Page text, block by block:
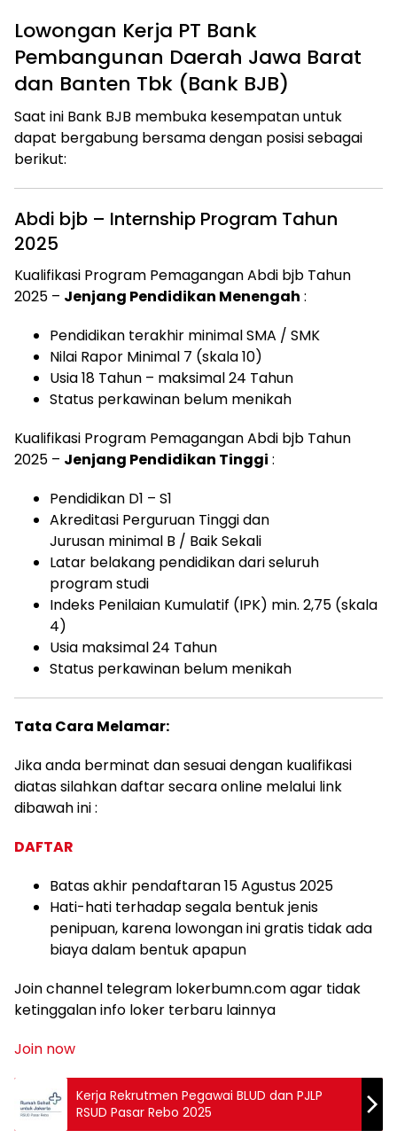
Lowongan Kerja PT Bank
Pembangunan Daerah Jawa Barat
dan Banten Tbk (Bank BJB)
Saat ini Bank BJB membuka kesempatan untuk
dapat bergabung bersama dengan posisi sebagai
berikut:
Abdi bjb – Internship Program Tahun
2025
Kualifikasi Program Pemagangan Abdi bjb Tahun
2025 – Jenjang Pendidikan Menengah :
Pendidikan terakhir minimal SMA / SMK
Nilai Rapor Minimal 7 (skala 10)
Usia 18 Tahun – maksimal 24 Tahun
Status perkawinan belum menikah
Kualifikasi Program Pemagangan Abdi bjb Tahun
2025 – Jenjang Pendidikan Tinggi :
Pendidikan D1 – S1
Akreditasi Perguruan Tinggi dan
Jurusan minimal B / Baik Sekali
Latar belakang pendidikan dari seluruh
program studi
Indeks Penilaian Kumulatif (IPK) min. 2,75 (skala
4)
Usia maksimal 24 Tahun
Status perkawinan belum menikah
Tata Cara Melamar:
Jika anda berminat dan sesuai dengan kualifikasi
diatas silahkan daftar secara online melalui link
dibawah ini :
DAFTAR
Batas akhir pendaftaran 15 Agustus 2025
Hati-hati terhadap segala bentuk jenis
penipuan, karena lowongan ini gratis tidak ada
biaya dalam bentuk apapun
Join channel telegram lokerbumn.com agar tidak
ketinggalan info loker terbaru lainnya
Join now
Kerja Rekrutmen Pegawai BLUD dan PJLP
RSUD Pasar Rebo 2025